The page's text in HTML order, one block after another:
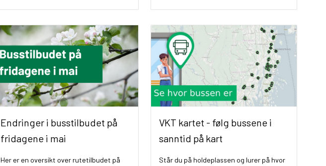
Endringer i busstilbudet på
fridagene i mai
Her er en oversikt over rutetilbudet på
VKT kartet - følg bussene i
sanntid på kart
Står du på holdeplassen og lurer på hvor